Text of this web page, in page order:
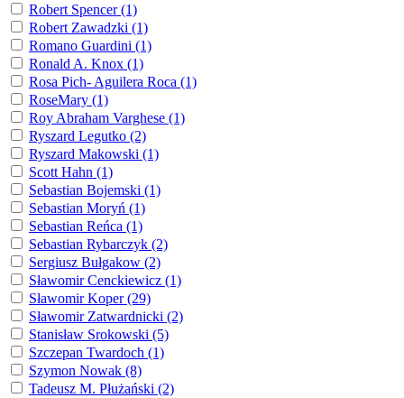
Robert Spencer (1)
Robert Zawadzki (1)
Romano Guardini (1)
Ronald A. Knox (1)
Rosa Pich- Aguilera Roca (1)
RoseMary (1)
Roy Abraham Varghese (1)
Ryszard Legutko (2)
Ryszard Makowski (1)
Scott Hahn (1)
Sebastian Bojemski (1)
Sebastian Moryń (1)
Sebastian Reńca (1)
Sebastian Rybarczyk (2)
Sergiusz Bułgakow (2)
Sławomir Cenckiewicz (1)
Sławomir Koper (29)
Sławomir Zatwardnicki (2)
Stanisław Srokowski (5)
Szczepan Twardoch (1)
Szymon Nowak (8)
Tadeusz M. Płużański (2)